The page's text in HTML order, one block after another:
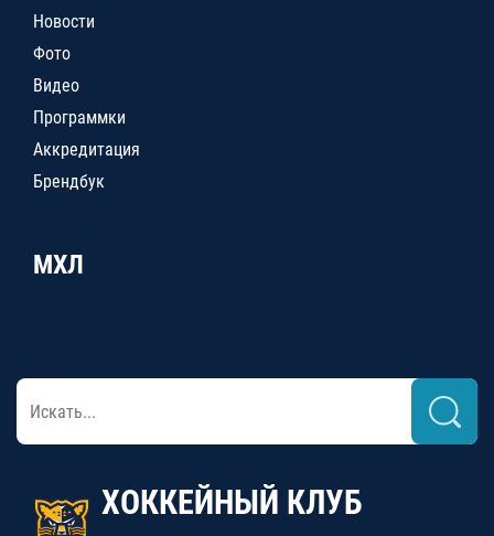
Новости
Фото
Видео
Программки
Аккредитация
Брендбук
МХЛ
ХОККЕЙНЫЙ КЛУБ